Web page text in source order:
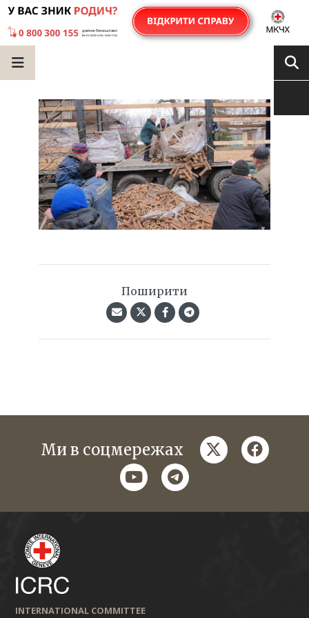
Поширити
Ми в соцмережах twitter
youtubetelegram
INTERNATIONAL COMMITTEE